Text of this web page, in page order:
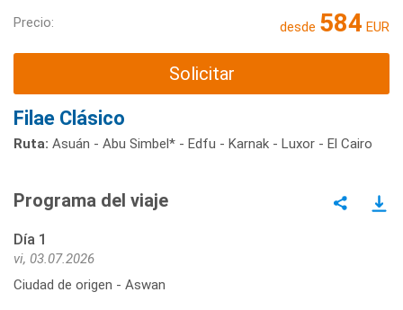
Precio: desde 584 EUR
Solicitar
Filae Clásico
Ruta: Asuán - Abu Simbel* - Edfu - Karnak - Luxor - El Cairo
Programa del viaje
Día 1
vi, 03.07.2026
Ciudad de origen - Aswan